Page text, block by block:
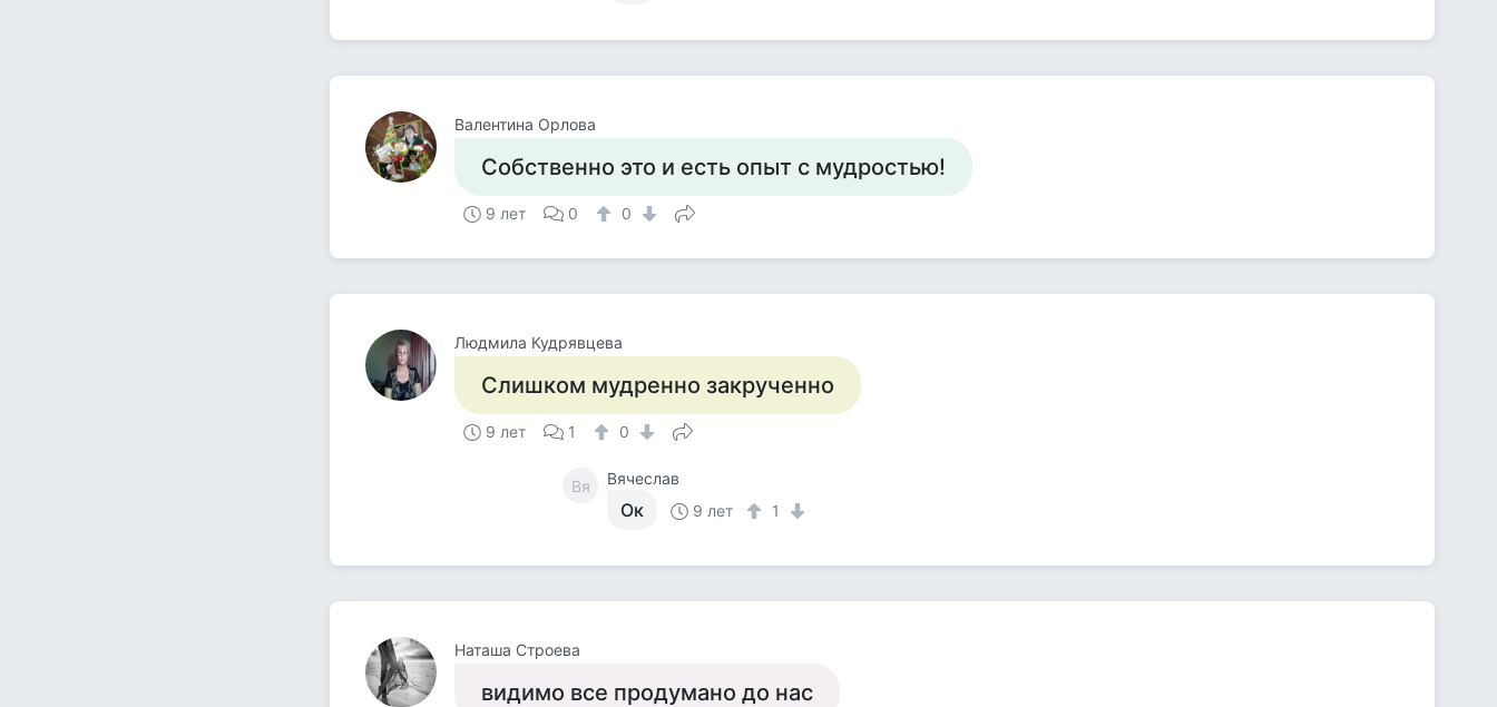
Валентина Орлова
Собственно это и есть опыт с мудростью!
9 лет 0 0
Людмила Кудрявцева
Слишком мудренно закрученно
9 лет 1 0
Вя Вячеслав
Ок 9 лет 1
Наташа Строева
видимо все продумано до нас